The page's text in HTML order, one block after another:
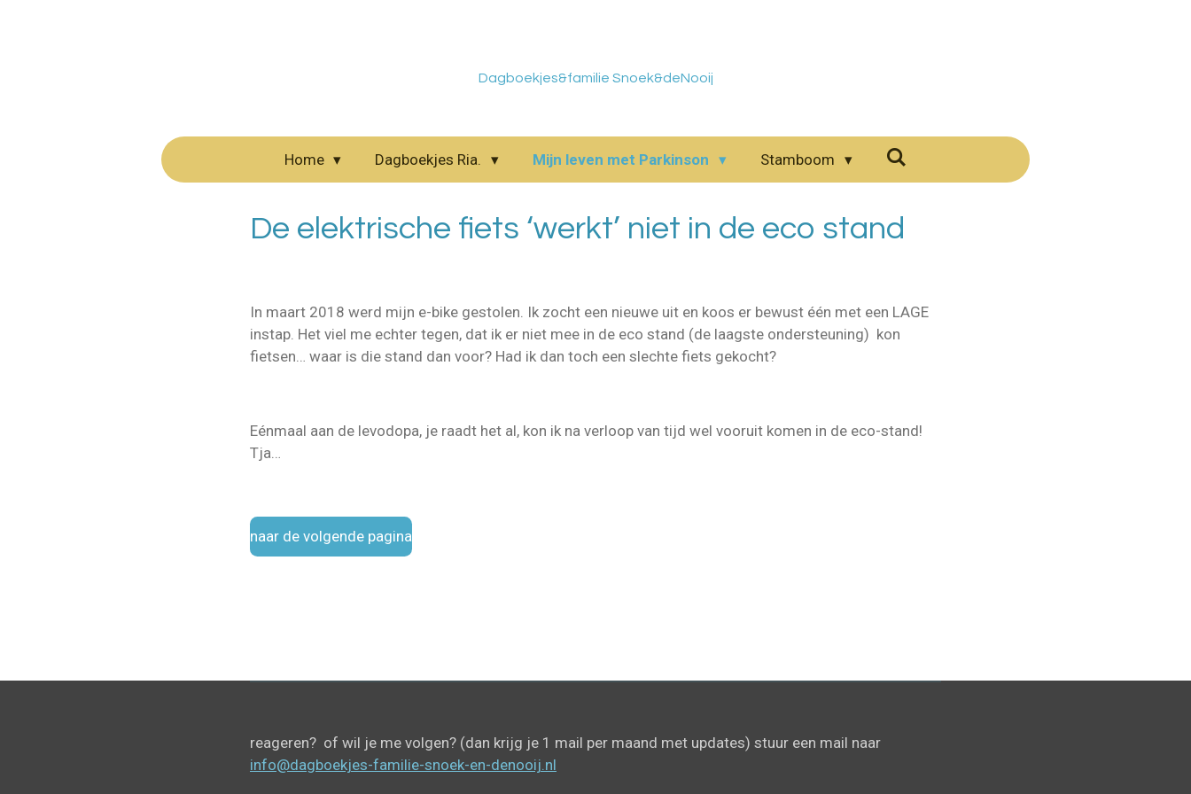
Dagboekjes&familie Snoek&deNooij
Home Dagboekjes Ria. Mijn leven met Parkinson Stamboom
De elektrische fiets ‘werkt’ niet in de eco stand
In maart 2018 werd mijn e-bike gestolen. Ik zocht een nieuwe uit en koos er bewust één met een LAGE
instap. Het viel me echter tegen, dat ik er niet mee in de eco stand (de laagste ondersteuning) kon
fietsen… waar is die stand dan voor? Had ik dan toch een slechte fiets gekocht?
Eénmaal aan de levodopa, je raadt het al, kon ik na verloop van tijd wel vooruit komen in de eco-stand!
Tja…
naar de volgende pagina
reageren? of wil je me volgen? (dan krijg je 1 mail per maand met updates) stuur een mail naar
info@dagboekjes-familie-snoek-en-denooij.nl